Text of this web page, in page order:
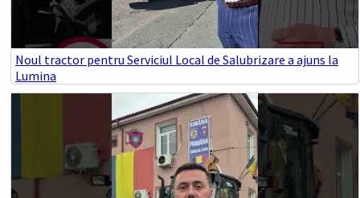
Noul tractor pentru Serviciul Local de Salubrizare a ajuns la
Lumina